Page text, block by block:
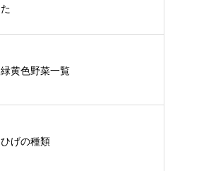
た
緑黄色野菜一覧
ひげの種類